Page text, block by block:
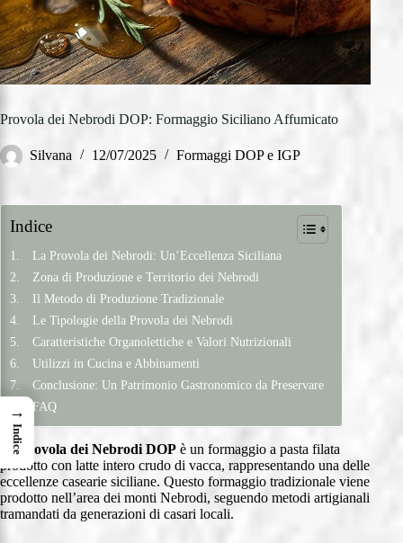
Provola dei Nebrodi DOP: Formaggio Siciliano Affumicato
Silvana 12/07/2025 Formaggi DOP e IGP
Indice
La Provola dei Nebrodi: Un’Eccellenza Siciliana
Zona di Produzione e Territorio dei Nebrodi
Il Metodo di Produzione Tradizionale
Le Tipologie della Provola dei Nebrodi
Caratteristiche Organolettiche e Valori Nutrizionali
Utilizzi in Cucina e Abbinamenti
Conclusione: Un Patrimonio Gastronomico da Preservare
FAQ
La Provola dei Nebrodi DOP è un formaggio a pasta filata
prodotto con latte intero crudo di vacca, rappresentando una delle
eccellenze casearie siciliane. Questo formaggio tradizionale viene
prodotto nell’area dei monti Nebrodi, seguendo metodi artigianali
tramandati da generazioni di casari locali.
→
Indice